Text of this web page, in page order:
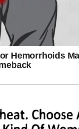
dolazi tiho, ali
iznenađenje dolazi
čuti priznanje,
menja dinamiku
sada dolazi
ako je odnos
čekali da se nešto